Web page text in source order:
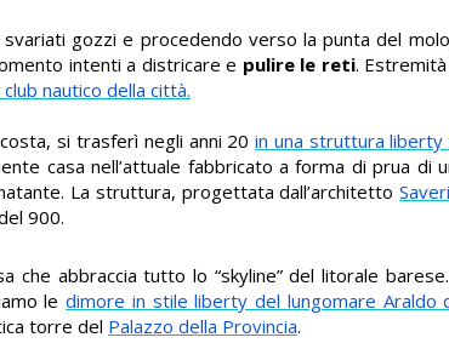
gozzi e procedendo verso la punta del
intenti a districare e pulire le reti.
nautico della città.
si trasferì negli anni 20in una struttura liberty
casa nell’attuale fabbricato a forma di prua di
La struttura, progettata dall’architetto
900.
che abbraccia tutto lo “skyline” del litorale
ledimore in stile liberty del lungomare Araldo
torre del Palazzo della Provincia.